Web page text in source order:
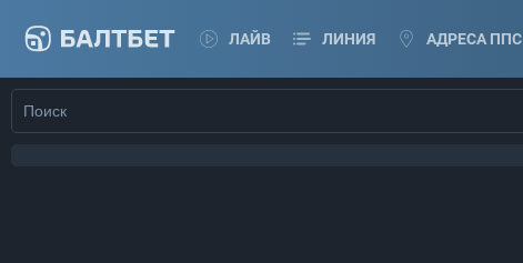
ЛАЙВ ЛИНИЯ АДРЕСА ППС